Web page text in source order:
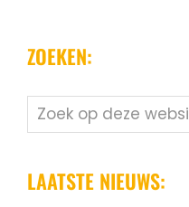
ZOEKEN:
Zoek
op
website
LAATSTE NIEUWS: